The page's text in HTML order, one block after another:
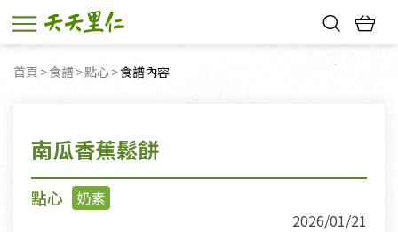
首頁 食譜 點心 目前頁面：
食譜內容
南瓜香蕉鬆餅
點心
奶素
2026/01/21